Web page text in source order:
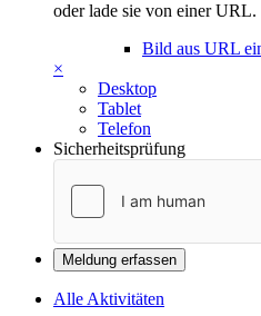
oder lade sie von einer URL.
Bild aus URL
×
Desktop
Tablet
Telefon
Sicherheitsprüfung
Meldung erfassen
Alle Aktivitäten